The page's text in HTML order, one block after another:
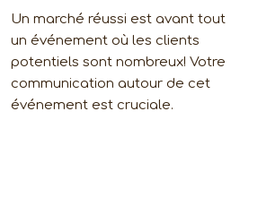
Un marché réussi est avant tout
un événement où les clients
potentiels sont nombreux! Votre
communication autour de cet
événement est cruciale.